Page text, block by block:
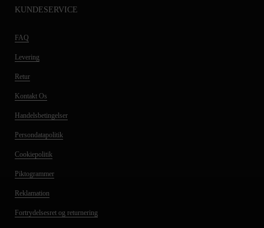
KUNDESERVICE
FAQ
Levering
Retur
Kontakt Os
Handelsbetingelser
Persondatapolitik
Cookiepolitik
Piktogrammer
Reklamation
Fortrydelsesret og returnering